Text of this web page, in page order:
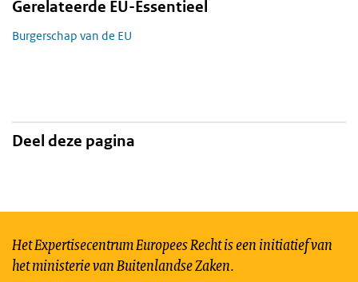
Gerelateerde EU-Essentieel
Burgerschap van de EU
Deel deze pagina
Het Expertisecentrum Europees Recht is een initiatief van
het ministerie van Buitenlandse Zaken.